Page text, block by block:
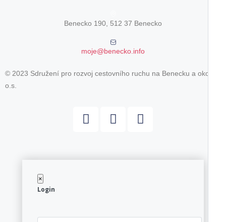
Benecko 190, 512 37 Benecko
moje@benecko.info
© 2023 Sdružení pro rozvoj cestovního ruchu na Benecku a okolí,
o.s.
×
Login